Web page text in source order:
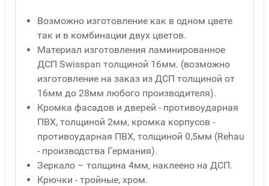
Возможно изготовление как в одном цвете
так и в комбинации двух цветов.
Материал изготовления ламинированное
ДСП Swisspan толщиной 16мм. (возможно
изготовление на заказ из ДСП толщиной от
16мм до 28мм любого производителя).
Кромка фасадов и дверей - противоударная
ПВХ, толщиной 2мм, кромка корпусов -
противоударная ПВХ, толщиной 0,5мм (Rehau
- производства Германия).
Зеркало – толщина 4мм, наклеено на ДСП.
Крючки - тройные, хром.